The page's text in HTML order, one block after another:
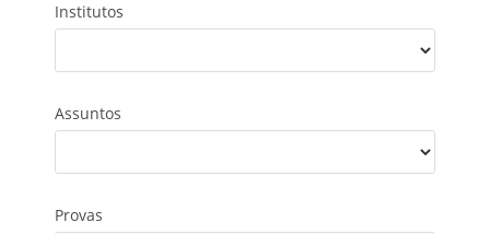
Institutos
Assuntos
Provas